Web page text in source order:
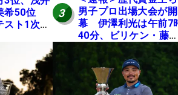
希50位
スト1次予
3
男子プロ出場大会が開
幕 伊澤利光は午前7
40分、ビリケン・藤本
佳則は午前9時30分に
ィオフ【MAIN STAGE
JOYX OPEN】